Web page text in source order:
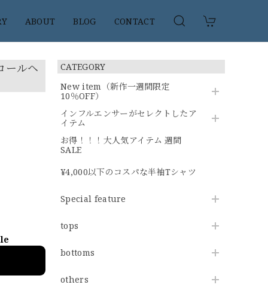
ABOUT BLOG CONTACT
CATEGORY
New item（新作一週間限定
10％OFF）
インフルエンサーがセレクトしたア
イテム
お得！！！大人気アイテム 週間
SALE
¥4,000以下のコスパな半袖Tシャツ
Special feature
tops
bottoms
others
ールヘ